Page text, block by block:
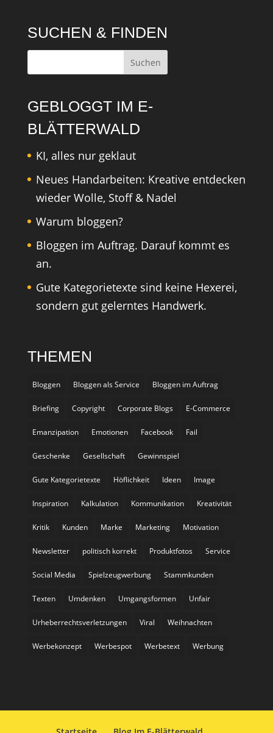
SUCHEN & FINDEN
GEBLOGGT IM E-
BLÄTTERWALD
KI, alles nur geklaut
Neues Handarbeiten: Kreative entdecken
wieder Wolle, Stoff & Nadel
Warum bloggen?
Bloggen im Auftrag. Darauf kommt es
an.
Gute Kategorietexte sind keine Hexerei,
sondern gut gelerntes Handwerk.
THEMEN
Bloggen Bloggen als Service Bloggen im Auftrag
Briefing Copyright Corporate Blogs E-Commerce
Emanzipation Emotionen Facebook Fail
Geschenke Gesellschaft Gewinnspiel
Gute Kategorietexte Höflichkeit Ideen Image
Inspiration Kalkulation Kommunikation Kreativität
Kritik Kunden Marke Marketing Motivation
Newsletter politisch korrekt Produktfotos Service
Social Media Spielzeugwerbung Stammkunden
Texten Umdenken Umgangsformen Unfair
Urheberrechtsverletzungen Viral Weihnachten
Werbekonzept Werbespot Werbetext Werbung